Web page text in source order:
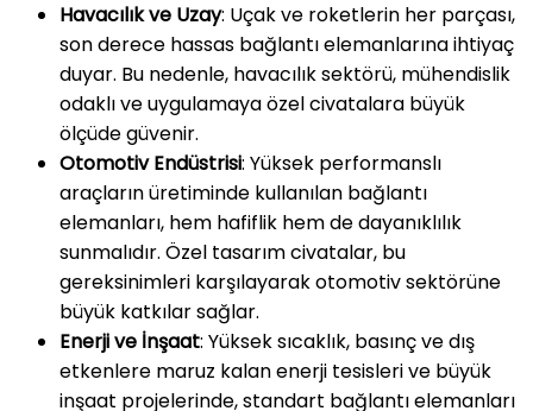
Havacılık ve Uzay: Uçak ve roketlerin her parçası,
son derece hassas bağlantı elemanlarına ihtiyaç
duyar. Bu nedenle, havacılık sektörü, mühendislik
odaklı ve uygulamaya özel civatalara büyük
ölçüde güvenir.
Otomotiv Endüstrisi: Yüksek performanslı
araçların üretiminde kullanılan bağlantı
elemanları, hem hafiflik hem de dayanıklılık
sunmalıdır. Özel tasarım civatalar, bu
gereksinimleri karşılayarak otomotiv sektörüne
büyük katkılar sağlar.
Enerji ve İnşaat: Yüksek sıcaklık, basınç ve dış
etkenlere maruz kalan enerji tesisleri ve büyük
inşaat projelerinde, standart bağlantı elemanları